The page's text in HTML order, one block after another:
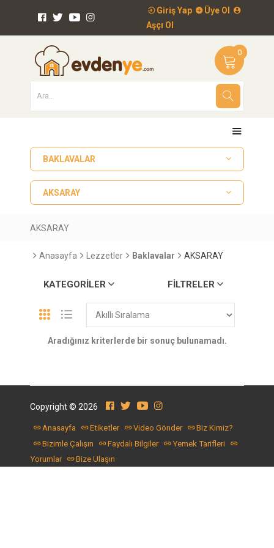
Giriş Yap
Üye Ol
Aşçı Ol
0
BAKLAVALAR
AKSARAY
AKSARAY
Anasayfa Lezzetler Baklavalar AKSARAY
KATEGORILER FILTRELER
Aradığınız kriterlerde bir sonuç bulunamadı.
Copyright © 2026
Anasayfa Etiketler Video Gönder
Biz Kimiz?
Bizimle Çalışın
Faydalı Bilgiler
Yemek Tarifleri
Yorumlar
Bize Ulaşın